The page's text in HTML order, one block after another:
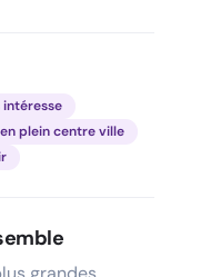
plein centre ville